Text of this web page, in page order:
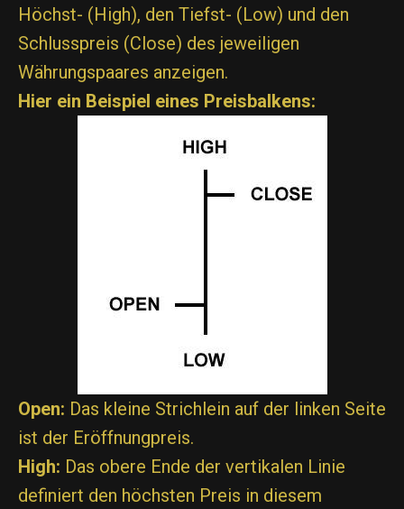
Höchst- (High), den Tiefst- (Low) und den
Schlusspreis (Close) des jeweiligen
Währungspaares anzeigen.
Hier ein Beispiel eines Preisbalkens:
Open: Das kleine Strichlein auf der linken Seite
ist der Eröffnungpreis.
High: Das obere Ende der vertikalen Linie
definiert den höchsten Preis in diesem